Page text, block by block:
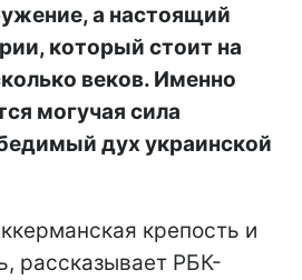
а настоящий
который стоит на
веков. Именно
могучая сила
дух украинской
крепость и
рассказывает РБК-